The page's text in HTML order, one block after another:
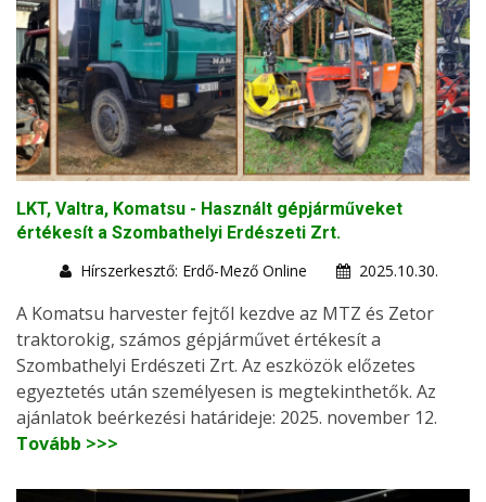
LKT, Valtra, Komatsu - Használt gépjárműveket
értékesít a Szombathelyi Erdészeti Zrt.
Hírszerkesztő: Erdő-Mező Online
2025.10.30.
A Komatsu harvester fejtől kezdve az MTZ és Zetor
traktorokig, számos gépjárművet értékesít a
Szombathelyi Erdészeti Zrt. Az eszközök előzetes
egyeztetés után személyesen is megtekinthetők. Az
ajánlatok beérkezési határideje: 2025. november 12.
Tovább >>>